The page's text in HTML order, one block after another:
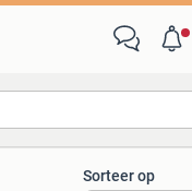
Sorteer op